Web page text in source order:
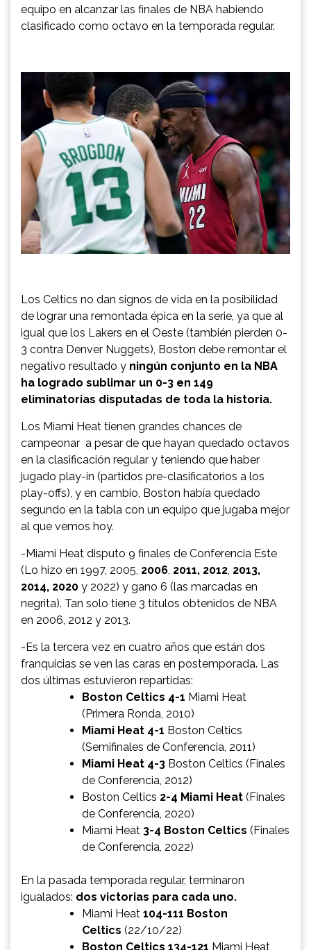
equipo en alcanzar las finales de NBA habiendo
clasificado como octavo en la temporada regular.
Los Celtics no dan signos de vida en la posibilidad
de lograr una remontada épica en la serie, ya que al
igual que los Lakers en el Oeste (también pierden 0-
3 contra Denver Nuggets), Boston debe remontar el
negativo resultado y ningún conjunto en la NBA
ha logrado sublimar un 0-3 en 149
eliminatorias disputadas de toda la historia.
Los Miami Heat tienen grandes chances de
campeonar a pesar de que hayan quedado octavos
en la clasificación regular y teniendo que haber
jugado play-in (partidos pre-clasificatorios a los
play-offs), y en cambio, Boston había quedado
segundo en la tabla con un equipo que jugaba mejor
al que vemos hoy.
-Miami Heat disputo 9 finales de Conferencia Este
(Lo hizo en 1997, 2005, 2006, 2011, 2012, 2013,
2014, 2020 y 2022) y gano 6 (las marcadas en
negrita). Tan solo tiene 3 títulos obtenidos de NBA
en 2006, 2012 y 2013.
-Es la tercera vez en cuatro años que están dos
franquicias se ven las caras en postemporada. Las
dos últimas estuvieron repartidas:
Boston Celtics 4-1 Miami Heat
(Primera Ronda, 2010)
Miami Heat 4-1 Boston Celtics
(Semifinales de Conferencia, 2011)
Miami Heat 4-3 Boston Celtics (Finales
de Conferencia, 2012)
Boston Celtics 2-4 Miami Heat (Finales
de Conferencia, 2020)
Miami Heat 3-4 Boston Celtics (Finales
de Conferencia, 2022)
En la pasada temporada regular, terminaron
igualados: dos victorias para cada uno.
Miami Heat 104-111 Boston
Celtics (22/10/22)
Boston Celtics 134-121 Miami Heat